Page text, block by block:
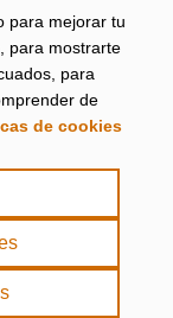
para mejorar tu
para mostrarte
para
de
de cookies